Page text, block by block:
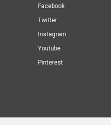
Facebook
Twitter
Instagram
Youtube
Pinterest